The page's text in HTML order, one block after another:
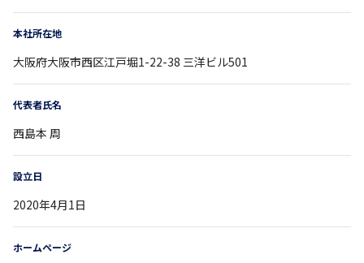
本社所在地
大阪府大阪市西区江戸堀1-22-38 三洋ビル501
代表者氏名
西島本 周
設立日
2020年4月1日
ホームページ